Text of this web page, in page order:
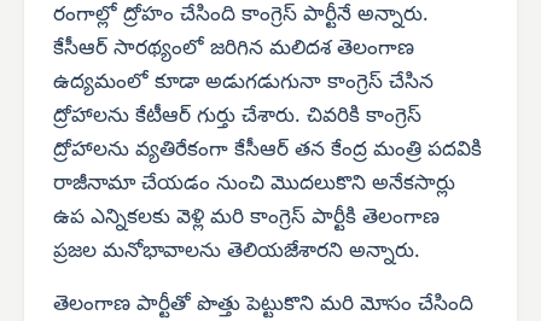
రంగాల్లో ద్రోహం చేసింది కాంగ్రెస్ పార్టీనే అన్నారు.
కేసీఆర్ సారథ్యంలో జరిగిన మలిదశ తెలంగాణ
ఉద్యమంలో కూడా అడుగడుగునా కాంగ్రెస్ చేసిన
ద్రోహాలను కేటీఆర్ గుర్తు చేశారు. చివరికి కాంగ్రెస్
ద్రోహాలను వ్యతిరేకంగా కేసీఆర్ తన కేంద్ర మంత్రి పదవికి
రాజీనామా చేయడం నుంచి మొదలుకొని అనేకసార్లు
ఉప ఎన్నికలకు వెళ్లి మరి కాంగ్రెస్ పార్టీకి తెలంగాణ
ప్రజల మనోభావాలను తెలియజేశారని అన్నారు.
తెలంగాణ పార్టీతో పొత్తు పెట్టుకొని మరి మోసం చేసింది